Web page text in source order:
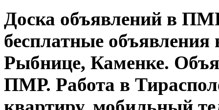
Доска объявлений в
бесплатные объявления
Рыбнице, Каменке.
ПМР. Работа в